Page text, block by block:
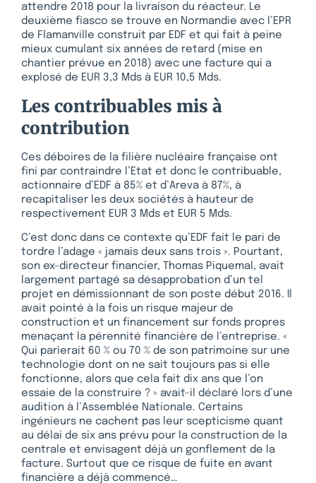
attendre 2018 pour la livraison du réacteur. Le
deuxième fiasco se trouve en Normandie avec l’EPR
de Flamanville construit par EDF et qui fait à peine
mieux cumulant six années de retard (mise en
chantier prévue en 2018) avec une facture qui a
explosé de EUR 3,3 Mds à EUR 10,5 Mds.
Les contribuables mis à
contribution
Ces déboires de la filière nucléaire française ont
fini par contraindre l’Etat et donc le contribuable,
actionnaire d’EDF à 85% et d’Areva à 87%, à
recapitaliser les deux sociétés à hauteur de
respectivement EUR 3 Mds et EUR 5 Mds.
C’est donc dans ce contexte qu’EDF fait le pari de
tordre l’adage « jamais deux sans trois ». Pourtant,
son ex-directeur financier, Thomas Piquemal, avait
largement partagé sa désapprobation d’un tel
projet en démissionnant de son poste début 2016. Il
avait pointé à la fois un risque majeur de
construction et un financement sur fonds propres
menaçant la pérennité financière de l’entreprise. «
Qui parierait 60 % ou 70 % de son patrimoine sur une
technologie dont on ne sait toujours pas si elle
fonctionne, alors que cela fait dix ans que l’on
essaie de la construire ? » avait-il déclaré lors d’une
audition à l’Assemblée Nationale. Certains
ingénieurs ne cachent pas leur scepticisme quant
au délai de six ans prévu pour la construction de la
centrale et envisagent déjà un gonflement de la
facture. Surtout que ce risque de fuite en avant
financière a déjà commencé…